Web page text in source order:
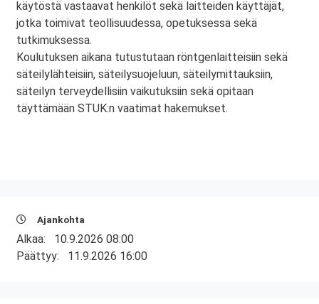
käytöstä vastaavat henkilöt sekä laitteiden käyttäjät,
jotka toimivat teollisuudessa, opetuksessa sekä
tutkimuksessa.
Koulutuksen aikana tutustutaan röntgenlaitteisiin sekä
säteilylähteisiin, säteilysuojeluun, säteilymittauksiin,
säteilyn terveydellisiin vaikutuksiin sekä opitaan
täyttämään STUK:n vaatimat hakemukset.
Ajankohta
Alkaa: 10.9.2026 08:00
Päättyy: 11.9.2026 16:00